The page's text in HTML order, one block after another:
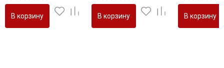
В корзину В корзину В корзину